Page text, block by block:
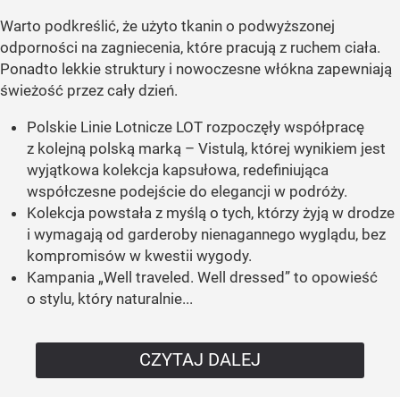
Warto podkreślić, że użyto tkanin o podwyższonej
odporności na zagniecenia, które pracują z ruchem ciała.
Ponadto lekkie struktury i nowoczesne włókna zapewniają
świeżość przez cały dzień.
Polskie Linie Lotnicze LOT rozpoczęły współpracę
z kolejną polską marką – Vistulą, której wynikiem jest
wyjątkowa kolekcja kapsułowa, redefiniująca
współczesne podejście do elegancji w podróży.
Kolekcja powstała z myślą o tych, którzy żyją w drodze
i wymagają od garderoby nienagannego wyglądu, bez
kompromisów w kwestii wygody.
Kampania „Well traveled. Well dressed” to opowieść
o stylu, który naturalnie...
CZYTAJ DALEJ